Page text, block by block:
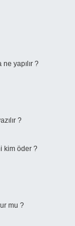
yapılır ?
?
kim öder ?
mu ?